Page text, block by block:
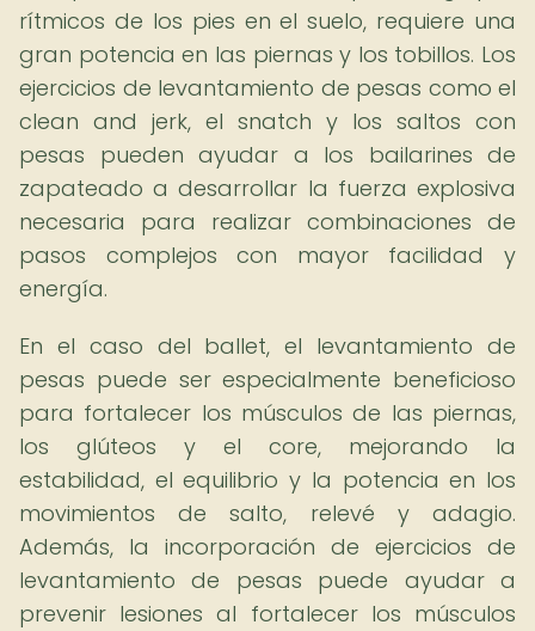
rítmicos de los pies en el suelo, requiere una
gran potencia en las piernas y los tobillos. Los
ejercicios de levantamiento de pesas como el
clean and jerk, el snatch y los saltos con
pesas pueden ayudar a los bailarines de
zapateado a desarrollar la fuerza explosiva
necesaria para realizar combinaciones de
pasos complejos con mayor facilidad y
energía.
En el caso del ballet, el levantamiento de
pesas puede ser especialmente beneficioso
para fortalecer los músculos de las piernas,
los glúteos y el core, mejorando la
estabilidad, el equilibrio y la potencia en los
movimientos de salto, relevé y adagio.
Además, la incorporación de ejercicios de
levantamiento de pesas puede ayudar a
prevenir lesiones al fortalecer los músculos